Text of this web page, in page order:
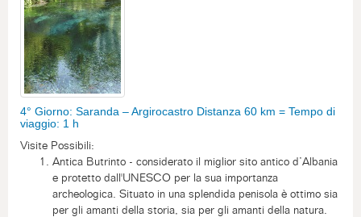
4° Giorno: Saranda – Argirocastro Distanza 60 km = Tempo di
viaggio: 1 h
Visite Possibili:
Antica Butrinto - considerato il miglior sito antico d’Albania
e protetto dall'UNESCO per la sua importanza
archeologica. Situato in una splendida penisola è ottimo sia
per gli amanti della storia, sia per gli amanti della natura.